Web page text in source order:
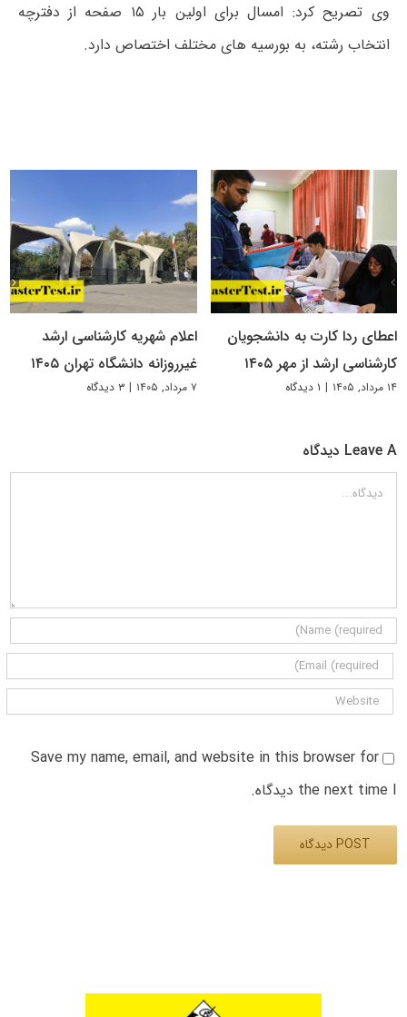
وی تصریح کرد: امسال برای اولین بار ۱۵ صفحه از دفترچه
انتخاب رشته، به بورسیه های مختلف اختصاص دارد.
اعطای ردا کارت به دانشجویان
کارشناسی ارشد از مهر ۱۴۰۵
۱۴ مرداد, ۱۴۰۵ | ۱ دیدگاه
اعلام شهریه کارشناسی ارشد
غیرروزانه دانشگاه تهران ۱۴۰۵
۷ مرداد, ۱۴۰۵ | ۳ دیدگاه
Leave A دیدگاه
دیدگاه
Save my name, email, and website in this browser for
the next time I دیدگاه.